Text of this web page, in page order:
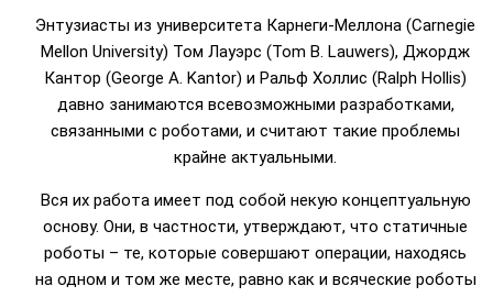
Энтузиасты из университета Карнеги-Меллона (Carnegie
Mellon University) Том Лауэрс (Tom B. Lauwers), Джордж
Кантор (George A. Kantor) и Ральф Холлис (Ralph Hollis)
давно занимаются всевозможными разработками,
связанными с роботами, и считают такие проблемы
крайне актуальными.
Вся их работа имеет под собой некую концептуальную
основу. Они, в частности, утверждают, что статичные
роботы – те, которые совершают операции, находясь
на одном и том же месте, равно как и всяческие роботы